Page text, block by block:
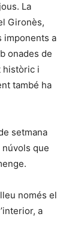
La
Gironès,
imponents a
onades de
històric i
també ha
setmana
que
només el
a